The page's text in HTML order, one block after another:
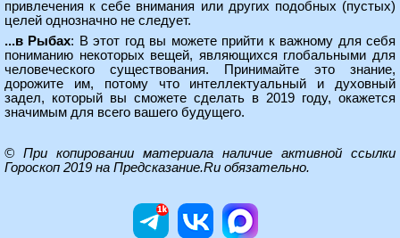
привлечения к себе внимания или других подобных (пустых)
целей однозначно не следует.
...в Рыбах: В этот год вы можете прийти к важному для себя
пониманию некоторых вещей, являющихся глобальными для
человеческого существования. Принимайте это знание,
дорожите им, потому что интеллектуальный и духовный
задел, который вы сможете сделать в 2019 году, окажется
значимым для всего вашего будущего.
© При копировании материала наличие активной ссылки
Гороскоп 2019 на Предсказание.Ru обязательно.